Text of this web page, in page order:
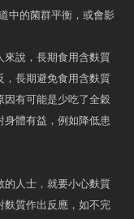
中的菌群平衡，或會影
來說，長期食用含麩質
，長期避免食用含麩質
因有可能是少吃了全穀
身體有益，例如降低患
的人士，就要小心麩質
麩質作出反應，如不完